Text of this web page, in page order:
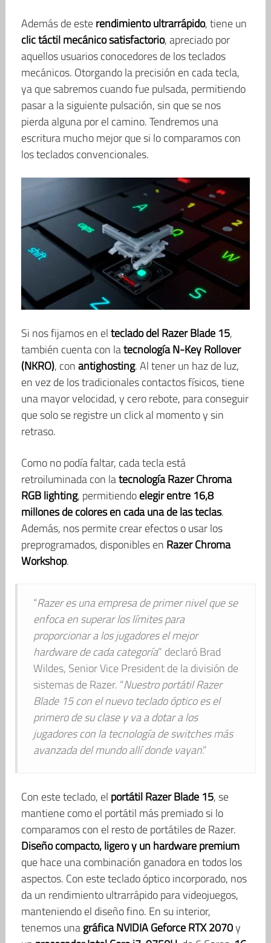
Además de esterendimiento ultrarrápido, tiene un
clic táctil mecánico satisfactorio, apreciado por
aquellos usuarios conocedores de los teclados
mecánicos. Otorgando la precisión en cada tecla,
ya que sabremos cuando fue pulsada, permitiendo
pasar a la siguiente pulsación, sin que se nos
pierda alguna por el camino. Tendremos una
escritura mucho mejor que si lo comparamos con
los teclados convencionales.
Si nos fijamos en elteclado del Razer Blade 15,
también cuenta con latecnología N-Key Rollover
(NKRO), conantighosting. Al tener un haz de luz,
en vez de los tradicionales contactos físicos, tiene
una mayor velocidad, y cero rebote, para conseguir
que solo se registre un click al momento y sin
retraso.
Como no podía faltar, cada tecla está
retroiluminada con latecnología Razer Chroma
RGB lighting, permitiendoelegir entre 16,8
millones de colores en cada una de las teclas.
Además, nos permite crear efectos o usar los
preprogramados, disponibles en Razer Chroma
Workshop.
“Razer es una empresa de primer nivel que se
enfoca en superar los límites para
proporcionar a los jugadores el mejor
hardware de cada categoría” declaró Brad
Wildes, Senior Vice President de la división de
sistemas de Razer. “Nuestro portátil Razer
Blade 15 con el nuevo teclado óptico es el
primero de su clase y va a dotar a los
jugadores con la tecnología de switches más
avanzada del mundo allí donde vayan.”
Con este teclado, el portátil Razer Blade 15, se
mantiene como el portátil más premiado si lo
comparamos con el resto de portátiles de Razer.
Diseño compacto, ligero y un hardware premium
que hace una combinación ganadora en todos los
aspectos. Con este teclado óptico incorporado, nos
da un rendimiento ultrarrápido para videojuegos,
manteniendo el diseño fino. En su interior,
tenemos unagráfica NVIDIA Geforce RTX 2070y